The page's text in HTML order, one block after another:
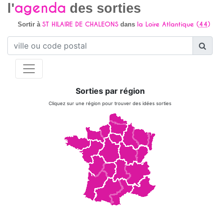
l'agenda des sorties
Sortir à ST HILAIRE DE CHALEONSdans la Loire Atlantique (44)
Sorties par région
Cliquez sur une région pour trouver des idées sorties